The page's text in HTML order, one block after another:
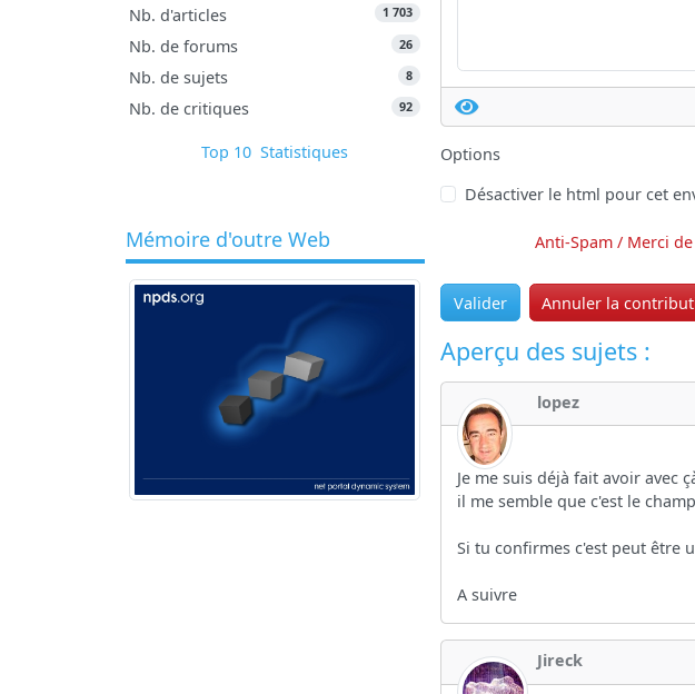
Nb. d'articles 1 703
Nb. de forums 26
Nb. de sujets 8
Nb. de critiques 92
Top 10 Statistiques
Mémoire d'outre Web
Options
Désactiver le html pour cet
Anti-Spam / Merci
Valider Annuler la
Aperçu des sujets :
lopez
Je me suis déjà fait avoir avec
il me semble que c'est le
Si tu confirmes c'est peut être
A suivre
Jireck